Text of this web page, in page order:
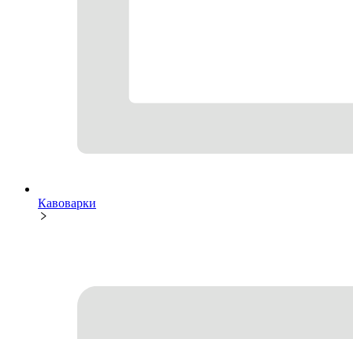
Кавоварки